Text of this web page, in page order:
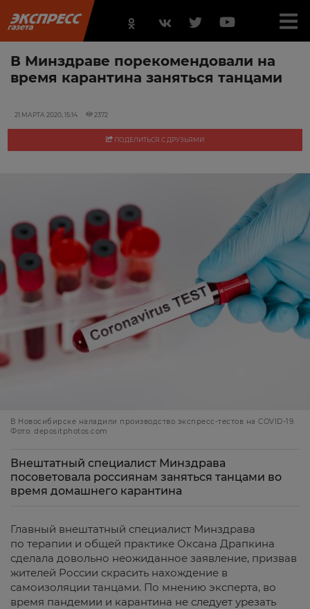
В Минздраве порекомендовали на
время карантина заняться танцами
21 МАРТА 2020, 15:14 2372
ПОДЕЛИТЬСЯ С ДРУЗЬЯМИ
В Новосибирске наладили производство экспресс-тестов на COVID-19.
Фото: depositphotos.com
Внештатный специалист Минздрава
посоветовала россиянам заняться танцами во
время домашнего карантина
Главный внештатный специалист Минздрава
по терапии и общей практике Оксана Драпкина
сделала довольно неожиданное заявление, призвав
жителей России скрасить нахождение в
самоизоляции танцами. По мнению эксперта, во
время пандемии и карантина не следует урезать